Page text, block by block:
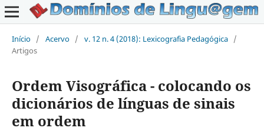
Início / Acervo / v. 12 n. 4 (2018): Lexicografia Pedagógica /
Artigos
Ordem Visográfica - colocando os
dicionários de línguas de sinais
em ordem